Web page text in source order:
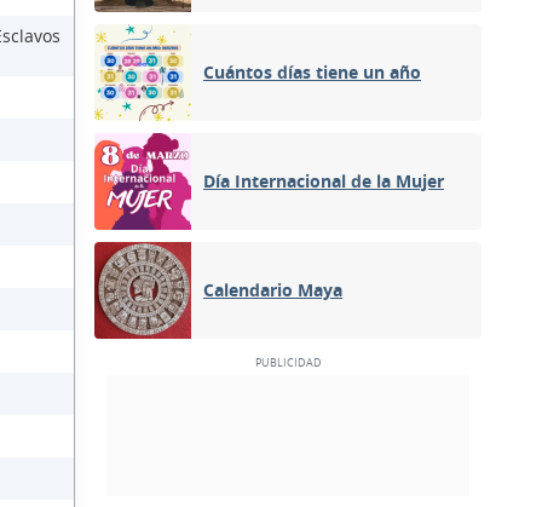
Cuántos días tiene un año
Día Internacional de la Mujer
Calendario Maya